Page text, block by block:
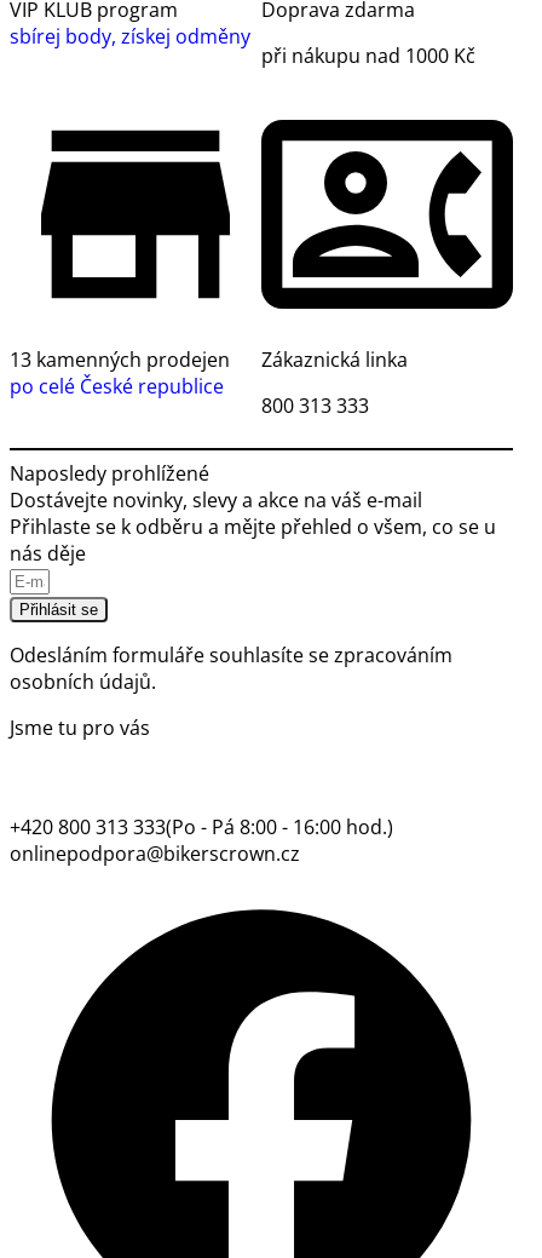
VIP KLUB program
sbírej body, získej odměny
Doprava zdarma
při nákupu nad 1000 Kč
13 kamenných prodejen
po celé České republice
Zákaznická linka
800 313 333
Naposledy prohlížené
Dostávejte novinky, slevy a akce na váš e-mail
Přihlaste se k odběru a mějte přehled o všem, co se u
nás děje
Přihlásit se
Odesláním formuláře souhlasíte sezpracováním
osobních údajů.
Jsme tu pro vás
+420 800 313 333(Po - Pá 8:00 - 16:00 hod.)
onlinepodpora@bikerscrown.cz